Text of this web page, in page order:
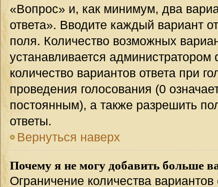
«Вопрос» и, как минимум, два
ответа». Вводите каждый вариант
поля. Количество возможных
устанавливается
количество вариантов ответа при
проведения голосования (0
постоянным), а также разрешить
ответы.
Вернуться наверх
Почему я не могу добавить больше
Ограничение количества вариантов